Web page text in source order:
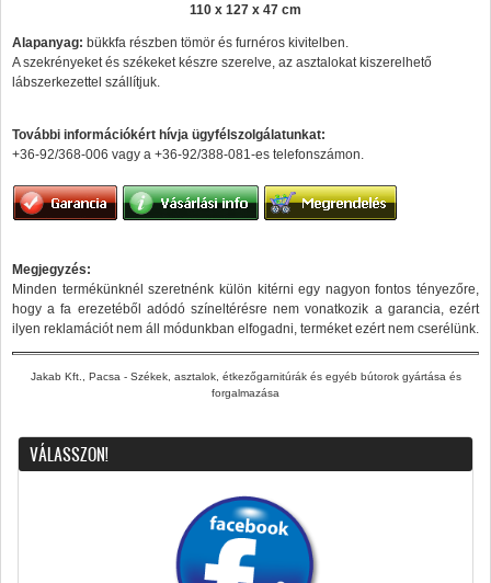
110 x 127 x 47 cm
Alapanyag: bükkfa részben tömör és furnéros kivitelben.
A szekrényeket és székeket készre szerelve, az asztalokat kiszerelhető
lábszerkezettel szállítjuk.
További információkért hívja ügyfélszolgálatunkat:
+36-92/368-006 vagy a +36-92/388-081-es telefonszámon.
Megjegyzés:
Minden termékünknél szeretnénk külön kitérni egy nagyon fontos tényezőre,
hogy a fa erezetéből adódó színeltérésre nem vonatkozik a garancia, ezért
ilyen reklamációt nem áll módunkban elfogadni, terméket ezért nem cserélünk.
Jakab Kft., Pacsa - Székek, asztalok, étkezőgarnitúrák és egyéb bútorok gyártása és
forgalmazása
VÁLASSZON!